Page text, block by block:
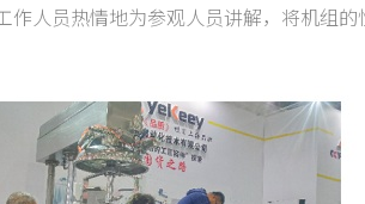
人员热情地为参观人员讲解，将机组的